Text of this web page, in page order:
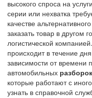
высокого спроса на
серии или нехватка
качестве
заказать товар в другом
логистической
происходит в течение
зависимости от времени
автомобильных
которые работают с
узнать в справочной